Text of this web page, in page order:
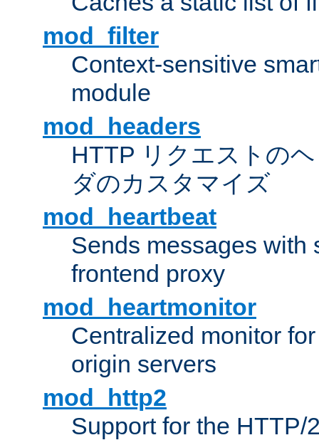
mod_filter
Context-sensitive
module
mod_headers
HTTP リクエストの
ダのカスタマイズ
mod_heartbeat
Sends messages with
frontend proxy
mod_heartmonitor
Centralized monitor
origin servers
mod_http2
Support for the HTTP/